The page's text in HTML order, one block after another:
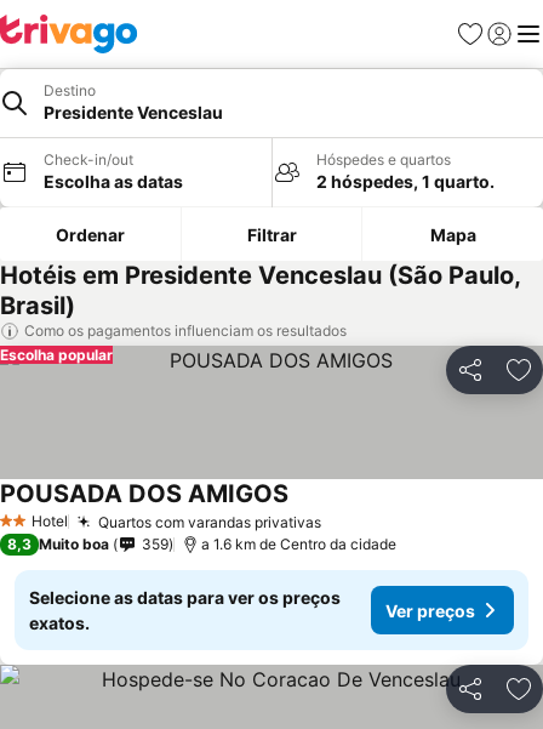
Favoritos
Iniciar
Destino
Presidente Venceslau
Check-in/out
Escolha as datas
Hóspedes e quartos
2 hóspedes, 1 quarto.
Ordenar Filtrar Mapa
Hotéis em Presidente Venceslau (São Paulo,
Brasil)
Como os pagamentos influenciam os resultados
Partilhar
Escolha popular
2 Estrelas
Hotel Quartos com varandas privativas
POUSADA DOS AMIGOS
8,3 Muito boa 359 a 1.6 km de Centro da cidade
Selecione as datas para ver os preços
exatos.
Ver preços
Partilhar